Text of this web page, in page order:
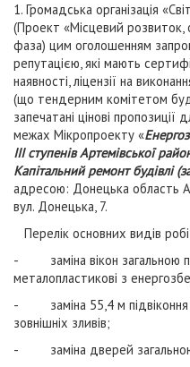
1. Громадська організація
(Проект «Місцевий розвиток,
фаза) цим оголошенням
репутацією, які мають
наявності, ліцензії на
(що тендерним комітетом
запечатані цінові
межах Мікропроекту «
ІІІ ступенів Артемівської
Капітальний ремонт будівлі
адресою: Донецька область
вул. Донецька, 7.
Перелік основних видів
- заміна вікон загальною
металопластикові з
- заміна 55,4 м підвіконня
зовнішніх зливів;
- заміна дверей